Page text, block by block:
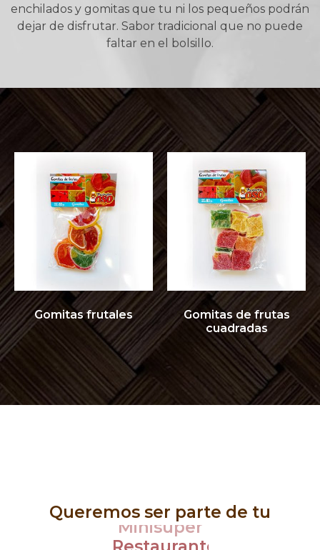
enchilados y gomitas que tu ni los pequeños podrán
dejar de disfrutar. Sabor tradicional que no puede
faltar en el bolsillo.
Gomitas frutales
Gomitas de frutas
cuadradas
Queremos ser parte de tu
Minisuper